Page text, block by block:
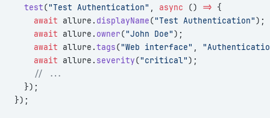
  test
("Test Authentication" , async () => {
    await
allure. displayName("Test Authentication");
    await
allure. owner("John Doe");
    await
allure.tags("Web interface" ,
    await
allure. severity("critical");
    // ...
  });
});